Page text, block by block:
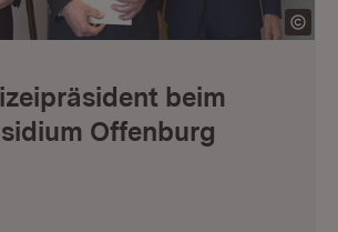
beim
Offenburg